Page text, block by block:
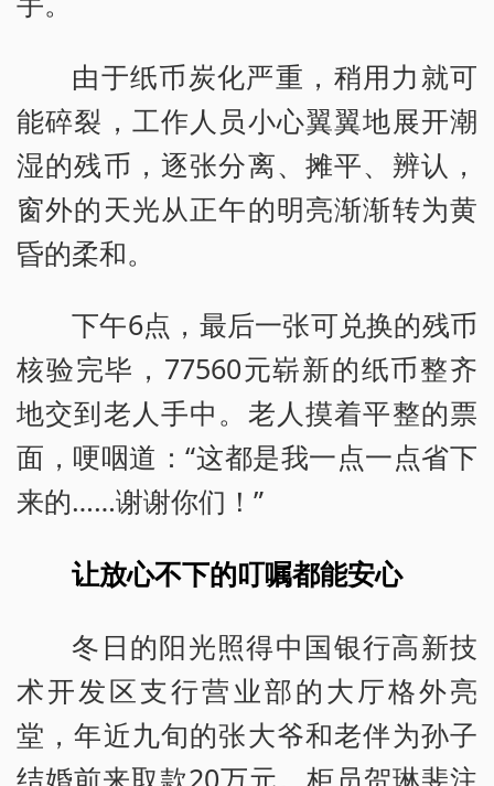
由于纸币炭化严重，稍用力就可
能碎裂，工作人员小心翼翼地展开潮
湿的残币，逐张分离、摊平、辨认，
窗外的天光从正午的明亮渐渐转为黄
昏的柔和。
下午6点，最后一张可兑换的残币
核验完毕，77560元崭新的纸币整齐
地交到老人手中。老人摸着平整的票
面，哽咽道：“这都是我一点一点省下
来的……谢谢你们！”
让放心不下的叮嘱都能安心
冬日的阳光照得中国银行高新技
术开发区支行营业部的大厅格外亮
堂，年近九旬的张大爷和老伴为孙子